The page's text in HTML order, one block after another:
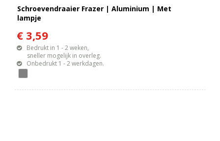
Schroevendraaier Frazer | Aluminium | Met
lampje
€ 3,59
Bedrukt in 1 - 2 weken,
sneller mogelijk in overleg.
Onbedrukt 1 - 2 werkdagen.